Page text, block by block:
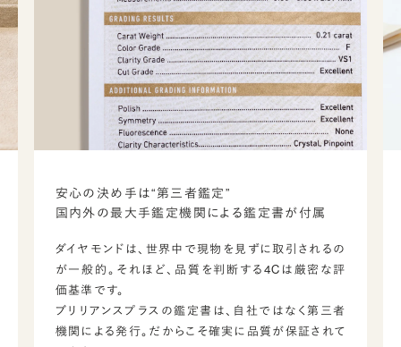
安心の決め手は“第三者鑑定”
国内外の最大手鑑定機関による鑑定書が付属
ダイヤモンドは、世界中で現物を見ずに取引されるの
が一般的。それほど、品質を判断する4Cは厳密な評
価基準です。
ブリリアンスプラスの鑑定書は、自社ではなく第三者
機関による発行。だからこそ確実に品質が保証されて